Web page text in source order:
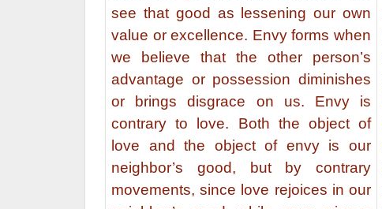
see that good as lessening our own
value or excellence. Envy forms when
we believe that the other person’s
advantage or possession diminishes
or brings disgrace on us. Envy is
contrary to love. Both the object of
love and the object of envy is our
neighbor’s good, but by contrary
movements, since love rejoices in our